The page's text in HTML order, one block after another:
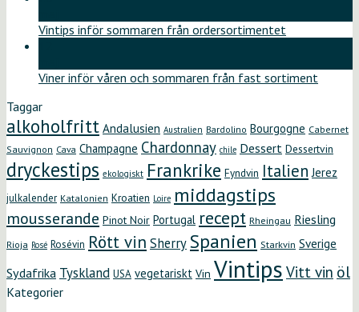
Vintips inför sommaren från ordersortimentet
Viner inför våren och sommaren från fast sortiment
Taggar
alkoholfritt Andalusien Australien Bardolino Bourgogne Cabernet
Sauvignon Cava Champagne Chardonnay chile Dessert Dessertvin
dryckestips ekologiskt Frankrike Fyndvin Italien Jerez
julkalender Katalonien Kroatien Loire middagstips
mousserande Pinot Noir Portugal recept Rheingau Riesling
Rioja Rosé Rosévin Rött vin SherrySpanien Starkvin Sverige
Sydafrika Tyskland USA vegetariskt Vin Vintips Vitt vin öl
Kategorier